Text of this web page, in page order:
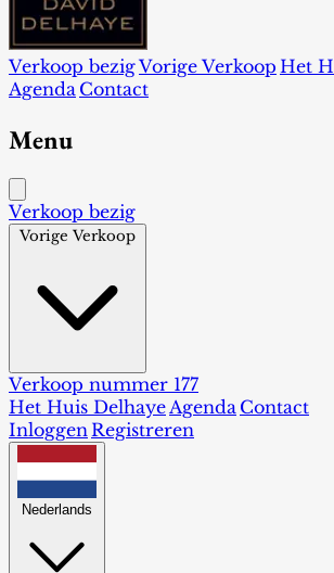
Verkoop bezigVorige Verkoop Het
Agenda Contact
Menu
Verkoop bezig
Vorige Verkoop
Verkoop nummer 177
Het Huis DelhayeAgenda Contact
InloggenRegistreren
Nederlands